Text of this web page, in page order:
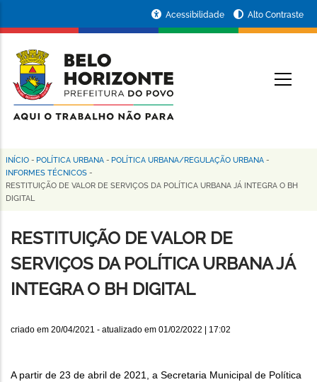
conteúdo
principal
da
Prefeitura
de
Horizonte
Acessibilidade Alto Contraste
Trilha
de
INÍCIO - POLÍTICA URBANA - POLÍTICA URBANA/REGULAÇÃO URBANA -
INFORMES TÉCNICOS -
RESTITUIÇÃO DE VALOR DE SERVIÇOS DA POLÍTICA URBANA JÁ INTEGRA O BH
DIGITAL
RESTITUIÇÃO DE VALOR DE
SERVIÇOS DA POLÍTICA URBANA JÁ
INTEGRA O BH DIGITAL
criado em 20/04/2021 - atualizado em 01/02/2022 | 17:02
A partir de 23 de abril de 2021, a Secretaria Municipal de Política